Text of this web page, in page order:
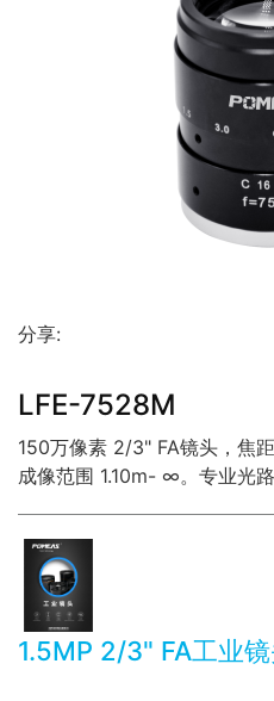
分享:
LFE-7528M
150万像素 2/3" FA镜头，焦
成像范围 1.10m- ∞。专业光
1.5MP 2/3"